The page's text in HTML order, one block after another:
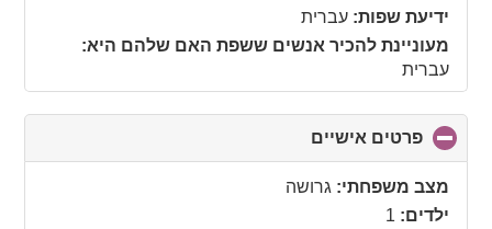
ידיעת שפות: עברית
מעוניינת להכיר אנשים ששפת האם שלהם היא:
עברית
פרטים אישיים
to
collapse
מצב משפחתי: גרושה
ילדים: 1